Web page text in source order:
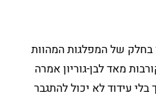
בחלק של המפלגות המהוות
מאד לבן-גוריון אמרה
עידוד לא יכול להתגבר